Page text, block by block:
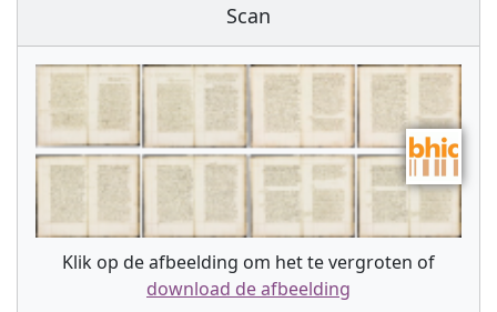
Scan
Klik op de afbeelding om het te vergroten of
download de afbeelding